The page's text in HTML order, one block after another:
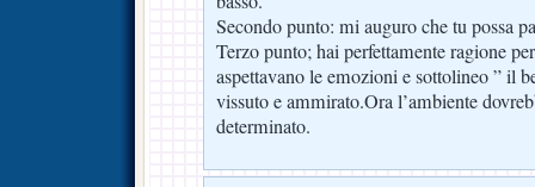
Secondo punto: mi auguro che tu possa
Terzo punto; hai perfettamente ragione
aspettavano le emozioni e sottolineo ” il
vissuto e ammirato.Ora l’ambiente
determinato.